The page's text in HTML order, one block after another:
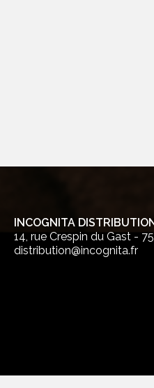
INCOGNITA
14, rue Crespin du Gast -
distribution@incognita.fr